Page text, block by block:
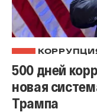
500 дней
новая
Трампа